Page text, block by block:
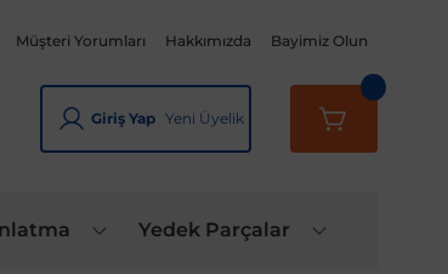
Müşteri Yorumları Hakkımızda Bayimiz Olun
Giriş Yap Yeni Üyelik
Yedek Parçalar